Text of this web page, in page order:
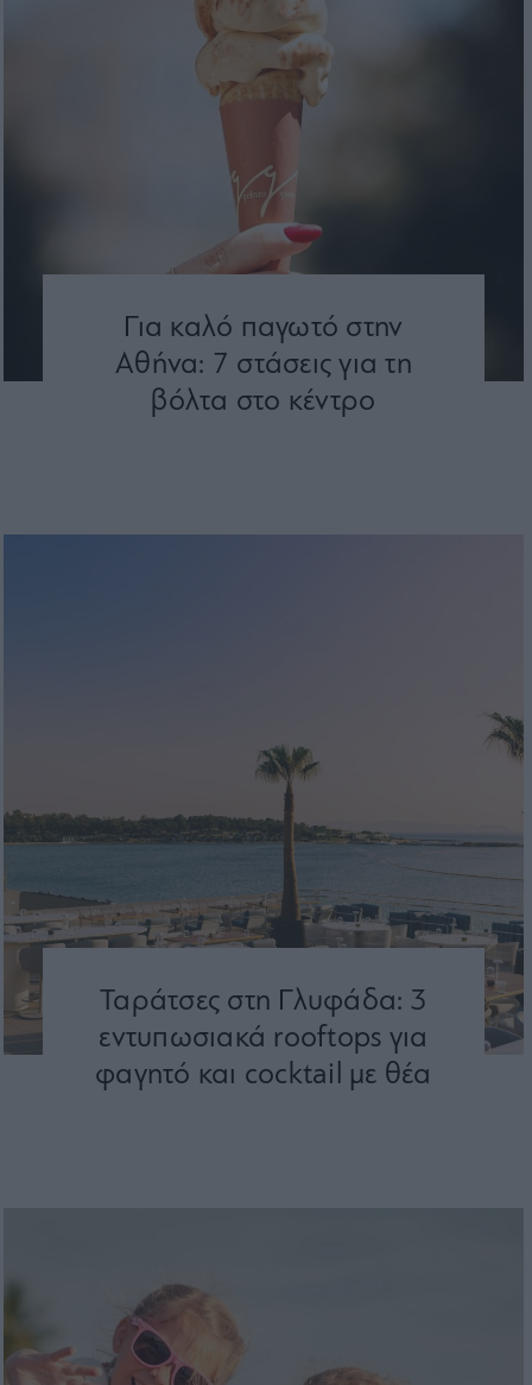
Για καλό παγωτό στην
Αθήνα: 7 στάσεις για τη
βόλτα στο κέντρο
Ταράτσες στη Γλυφάδα: 3
εντυπωσιακά rooftops για
φαγητό και cocktail με θέα